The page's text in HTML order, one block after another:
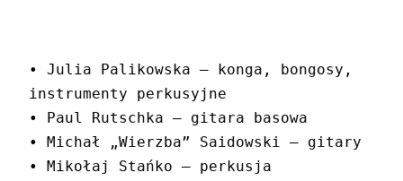
• Julia Palikowska ‒ konga, bongosy,
instrumenty perkusyjne
• Paul Rutschka ‒ gitara basowa
• Michał „Wierzba” Saidowski ‒ gitary
• Mikołaj Stańko ‒ perkusja